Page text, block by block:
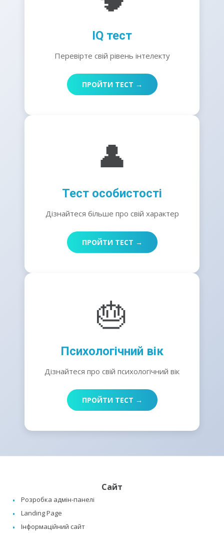
IQ тест
Перевірте свій рівень інтелекту
ПРОЙТИ ТЕСТ →
👤
Тест особистості
Дізнайтеся більше про свій характер
ПРОЙТИ ТЕСТ →
🎂
Психологічний вік
Дізнайтеся про свій психологічний вік
ПРОЙТИ ТЕСТ →
Сайт
Розробка адмін-панелі
Landing Page
Інформаційний сайт